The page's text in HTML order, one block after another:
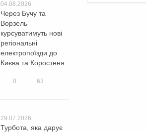
04.08.2026
Через Бучу та
Ворзель
курсуватимуть нові
регіональні
електропоїзди до
Києва та Коростеня.
0 63
29.07.2026
Турбота, яка дарує